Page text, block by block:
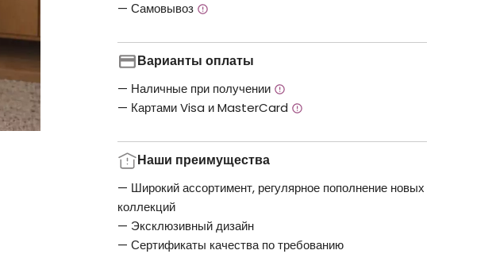
— Самовывоз
Варианты оплаты
— Наличные при получении
— Картами Visa и MasterCard
Наши преимущества
— Широкий ассортимент, регулярное пополнение новых
коллекций
— Эксклюзивный дизайн
— Сертификаты качества по требованию